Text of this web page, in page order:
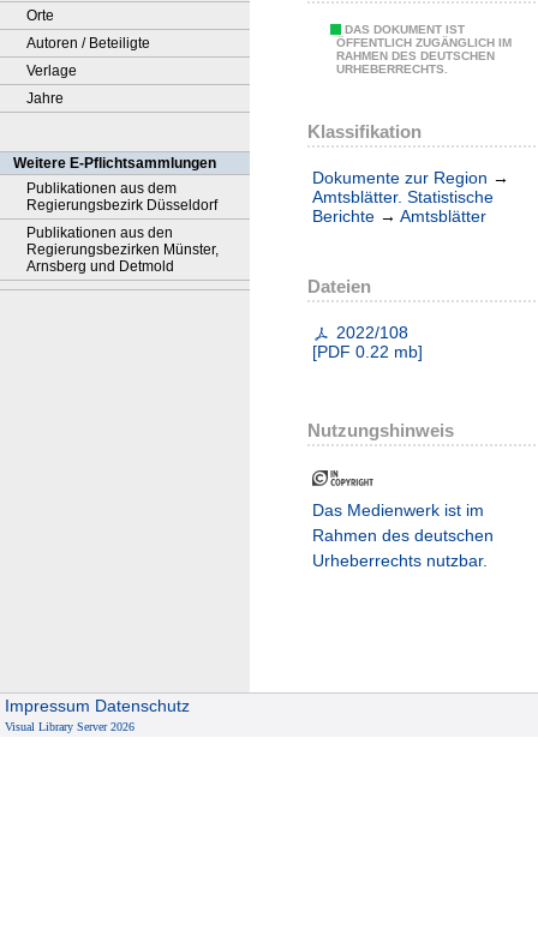
Orte
Autoren / Beteiligte
Verlage
Jahre
Weitere E-Pflichtsammlungen
Publikationen aus dem
Regierungsbezirk Düsseldorf
Publikationen aus den
Regierungsbezirken Münster,
Arnsberg und Detmold
DAS DOKUMENT IST
ÖFFENTLICH ZUGÄNGLICH IM
RAHMEN DES DEUTSCHEN
URHEBERRECHTS.
Klassifikation
Dokumente zur Region →
Amtsblätter. Statistische
Berichte → Amtsblätter
Dateien
2022/108
[PDF 0.22 mb]
Nutzungshinweis
Das Medienwerk ist im
Rahmen des deutschen
Urheberrechts nutzbar.
Impressum Datenschutz
Visual Library Server 2026